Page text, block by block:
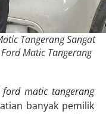
Tangerang Sangat
Matic Tangerang
matic tangerang
banyak pemilik